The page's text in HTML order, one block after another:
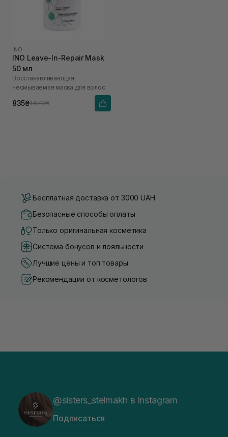
INO
INO Leave-In-Repair Mask
50 мл
Восстанавливающая
несмываемая маска для волос
835₴1 670₴
Бесплатная доставка от 3000 UAH
Безопасные способы оплаты
Только оригинальная косметика
Система бонусов и лояльности
Лучшие цены и топ товары
Рекомендации от косметологов
@sisters_stelmakh в Instagram
Подписаться